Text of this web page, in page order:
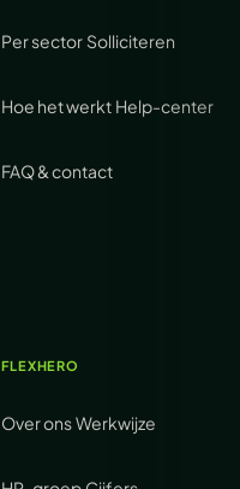
Per sector Solliciteren
Hoe het werkt Help-center
FAQ & contact
FLEXHERO
Over onsWerkwijze